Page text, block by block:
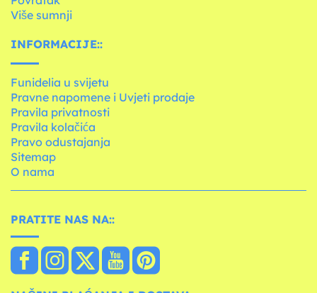
Više sumnji
INFORMACIJE::
Funidelia u svijetu
Pravne napomene i Uvjeti prodaje
Pravila privatnosti
Pravila kolačića
Pravo odustajanja
Sitemap
O nama
PRATITE NAS NA::